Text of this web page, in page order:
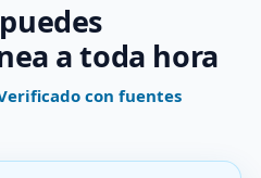
a toda hora
con fuentes